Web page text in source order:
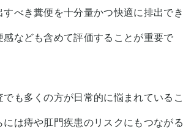
べき糞便を十分量かつ快適に排出でき
なども含めて評価することが重要で
も多くの方が日常的に悩まれているこ
は痔や肛門疾患のリスクにもつながる